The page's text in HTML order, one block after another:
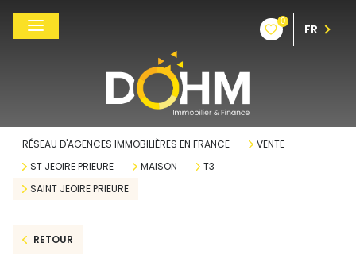
0
FR
RÉSEAU D'AGENCES IMMOBILIÈRES EN FRANCE
VENTE
ST JEOIRE PRIEURE
MAISON
T3
SAINT JEOIRE PRIEURE
RETOUR